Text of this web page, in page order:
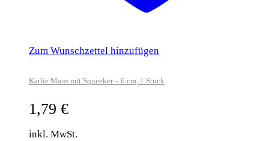
Zum Wunschzettel hinzufügen
Karlie Maus mit Squeeker – 6 cm, 1 Stück
1,79 €
inkl. MwSt.